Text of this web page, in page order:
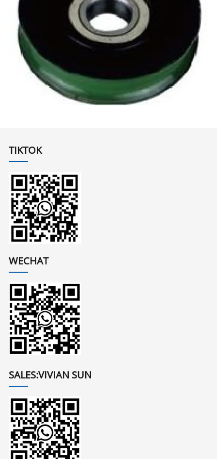
TIKTOK
WECHAT
SALES:VIVIAN SUN